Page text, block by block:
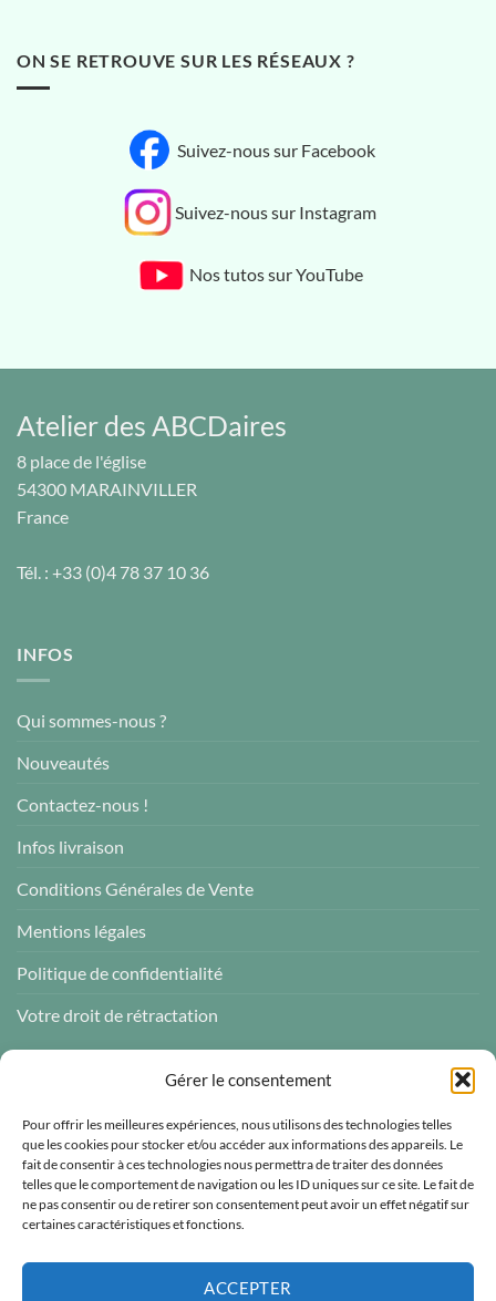
Gérer le consentement
Pour offrir les meilleures expériences, nous utilisons des technologies telles
que les cookies pour stocker et/ou accéder aux informations des appareils. Le
fait de consentir à ces technologies nous permettra de traiter des données
telles que le comportement de navigation ou les ID uniques sur ce site. Le fait de
ne pas consentir ou de retirer son consentement peut avoir un effet négatif sur
certaines caractéristiques et fonctions.
ACCEPTER
ON SE RETROUVE SUR LES RÉSEAUX ?
Suivez-nous sur Facebook
Suivez-nous sur Instagram
Nos tutos sur YouTube
Atelier des ABCDaires
8 place de l'église
54300 MARAINVILLER
France
Tél. : +33 (0)4 78 37 10 36
INFOS
Qui sommes-nous ?
Nouveautés
Contactez-nous !
Infos livraison
Conditions Générales de Vente
Mentions légales
Politique de confidentialité
Votre droit de rétractation
Atelier des ABCDaires